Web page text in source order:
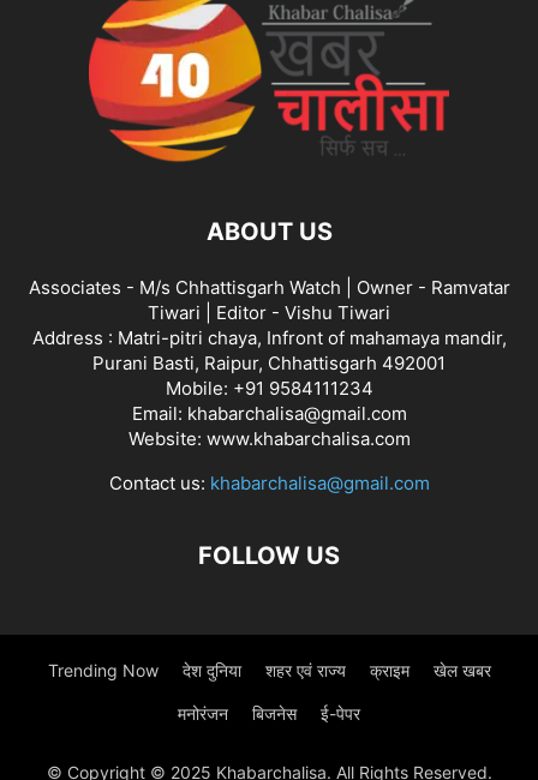
ABOUT US
Associates - M/s Chhattisgarh Watch | Owner - Ramvatar
Tiwari | Editor - Vishu Tiwari
Address : Matri-pitri chaya, Infront of mahamaya mandir,
Purani Basti, Raipur, Chhattisgarh 492001
Mobile: +91 9584111234
Email: khabarchalisa@gmail.com
Website: www.khabarchalisa.com
Contact us: khabarchalisa@gmail.com
FOLLOW US
Trending Now देश दुनिया शहर एवं राज्य क्राइम खेल खबर
मनोरंजन बिजनेस ई-पेपर
© Copyright © 2025 Khabarchalisa. All Rights Reserved.